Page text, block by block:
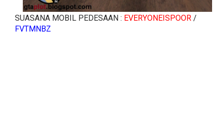
SUASANA MOBIL PEDESAAN : EVERYONEISPOOR /
FVTMNBZ